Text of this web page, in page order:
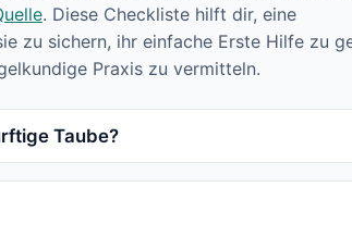
. Diese Checkliste hilft dir, eine
zu sichern, ihr einfache Erste Hilfe zu
Praxis zu vermitteln.
Taube?